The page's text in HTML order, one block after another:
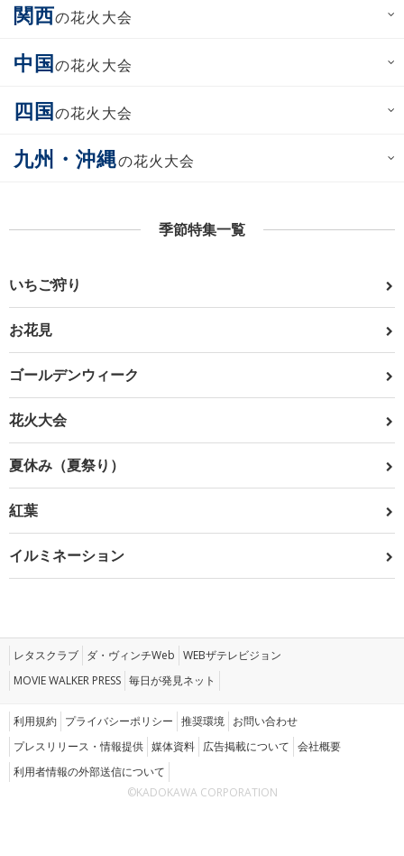
関西の花火大会
中国の花火大会
四国の花火大会
九州・沖縄の花火大会
季節特集一覧
いちご狩り
お花見
ゴールデンウィーク
花火大会
夏休み（夏祭り）
紅葉
イルミネーション
レタスクラブ ダ・ヴィンチWeb WEBザテレビジョン
MOVIE WALKER PRESS 毎日が発見ネット
利用規約 プライバシーポリシー 推奨環境 お問い合わせ
プレスリリース・情報提供 媒体資料 広告掲載について 会社概要
利用者情報の外部送信について
©KADOKAWA CORPORATION